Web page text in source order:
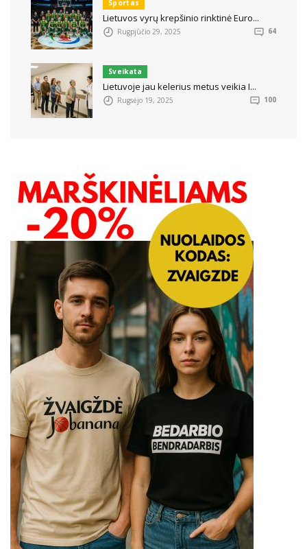
Sportas
Lietuvos vyrų krepšinio rinktinė Euro...
Rugpjūčio 29, 2025 64
Sveikata
Lietuvoje jau kelerius metus veikia I...
Rugsėjo 19, 2025 100